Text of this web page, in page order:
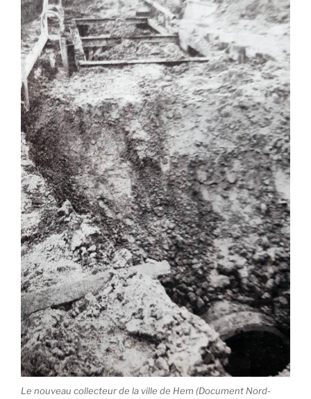
Le nouveau collecteur de la ville de Hem (Document Nord-